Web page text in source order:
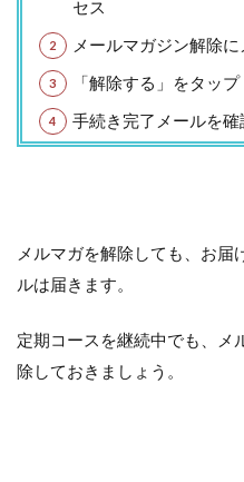
セス
メールマガジン解除
「解除する」をタップ
手続き完了メールを確
メルマガを解除しても、お
ルは届きます。
定期コースを継続中でも、メ
除しておきましょう。